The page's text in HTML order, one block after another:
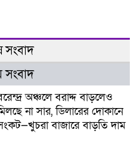
সংবাদ
সংবাদ
অঞ্চলে বরাদ্দ বাড়লেও
না সার, ডিলারের দোকানে
বাজারে বাড়তি দাম